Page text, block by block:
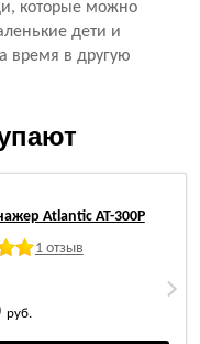
которые можно
дети и
время в другую
Atlantic AT-300P
1 отзыв
руб.